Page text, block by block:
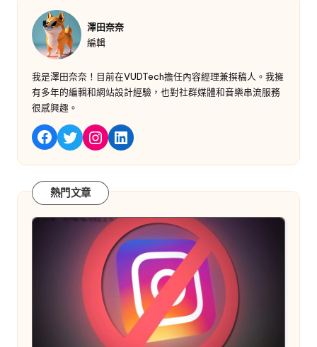
澤田奈奈
編輯
我是澤田奈奈！目前在VUDTech擔任內容經理兼撰稿人。我擁
有多年的編輯和網站設計經驗，也對社群媒體和音樂串流服務
很感興趣。
Facebook 嘰嘰喳喳 Instagram LinkedIn
熱門文章